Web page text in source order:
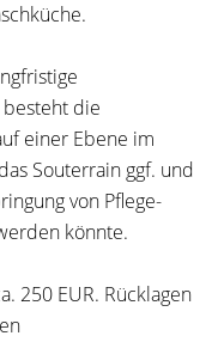
die
einer Ebene im
Souterrain ggf. und
von Pflege-
könnte.
250 EUR. Rücklagen